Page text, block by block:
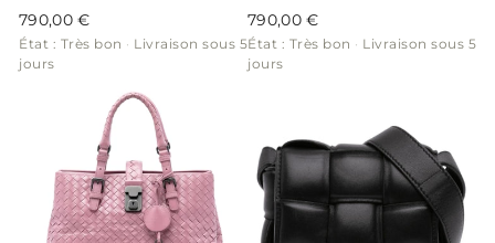
790,00 €
État : Très bon · Livraison sous 5
jours
790,00 €
État : Très bon · Livraison sous 5
jours